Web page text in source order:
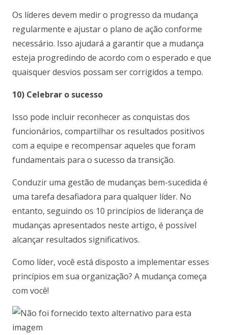
Os líderes devem medir o progresso da mudança
regularmente e ajustar o plano de ação conforme
necessário. Isso ajudará a garantir que a mudança
esteja progredindo de acordo com o esperado e que
quaisquer desvios possam ser corrigidos a tempo.
10) Celebrar o sucesso
Isso pode incluir reconhecer as conquistas dos
funcionários, compartilhar os resultados positivos
com a equipe e recompensar aqueles que foram
fundamentais para o sucesso da transição.
Conduzir uma gestão de mudanças bem-sucedida é
uma tarefa desafiadora para qualquer líder. No
entanto, seguindo os 10 princípios de liderança de
mudanças apresentados neste artigo, é possível
alcançar resultados significativos.
Como líder, você está disposto a implementar esses
princípios em sua organização? A mudança começa
com você!